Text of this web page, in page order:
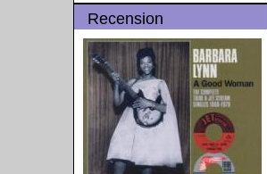
Recension